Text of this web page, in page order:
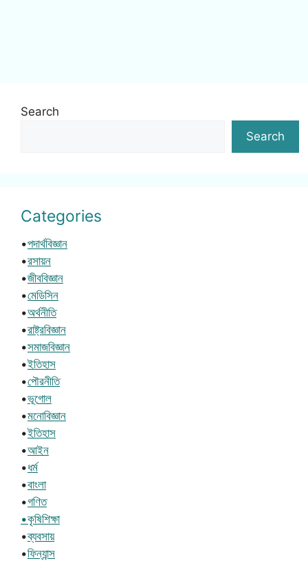
Search
Search
Categories
•পদার্থবিজ্ঞান
•রসায়ন
•জীববিজ্ঞান
•মেডিসিন
•অর্থনীতি
•রাষ্ট্রবিজ্ঞান
•সমাজবিজ্ঞান
•ইতিহাস
•পৌরনীতি
•ভূগোল
•মনোবিজ্ঞান
•ইতিহাস
•আইন
•ধর্ম
•বাংলা
•গণিত
•কৃষিশিক্ষা
•ব্যবসায়
•ফিন্যান্স